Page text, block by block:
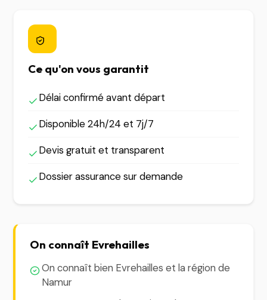
Ce qu'on vous garantit
Délai confirmé avant départ
Disponible 24h/24 et 7j/7
Devis gratuit et transparent
Dossier assurance sur demande
On connaît Evrehailles
On connaît bien Evrehailles et la région de
Namur